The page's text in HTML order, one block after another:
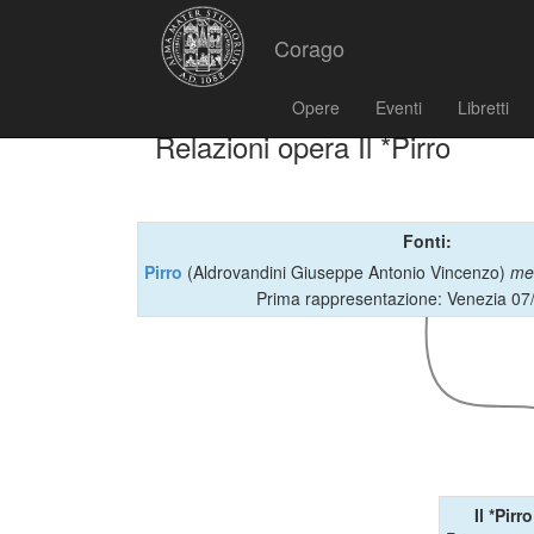
Corago
Opere Eventi Libretti
Relazioni opera Il *Pirro
Fonti:
Pirro (Aldrovandini Giuseppe Antonio Vincenzo)
Prima rappresentazione: Venezia
Il *Pirro